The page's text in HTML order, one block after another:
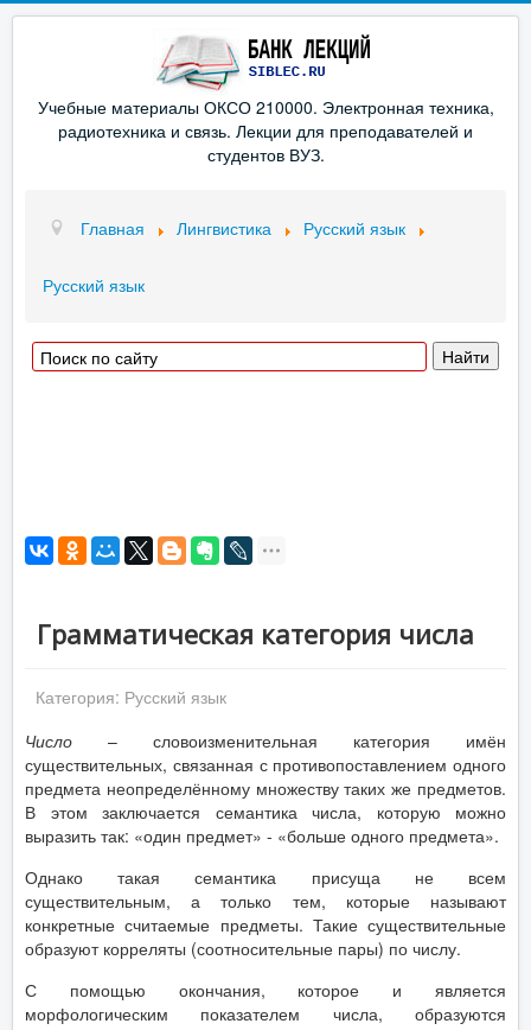
Учебные материалы ОКСО 210000. Электронная техника,
радиотехника и связь. Лекции для преподавателей и
студентов ВУЗ.
Главная Лингвистика Русский язык
Русский язык
Грамматическая категория числа
Категория: Русский язык
Число – словоизменительная категория имён
существительных, связанная с противопоставлением одного
предмета неопределённому множеству таких же предметов.
В этом заключается семантика числа, которую можно
выразить так: «один предмет» - «больше одного предмета».
Однако такая семантика присуща не всем
существительным, а только тем, которые называют
конкретные считаемые предметы. Такие существительные
образуют корреляты (соотносительные пары) по числу.
С помощью окончания, которое и является
морфологическим показателем числа, образуются